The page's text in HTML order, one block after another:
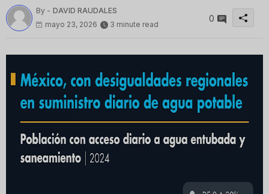
By - DAVID RAUDALES
mayo 23, 2026
3 minute read
0